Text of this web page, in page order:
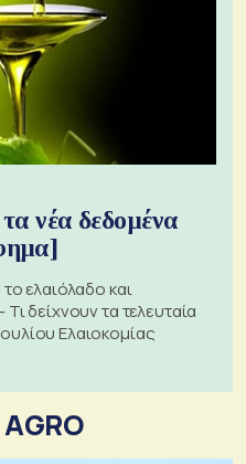
νέα δεδομένα
ελαιόλαδο και
δείχνουν τα τελευταία
Ελαιοκομίας